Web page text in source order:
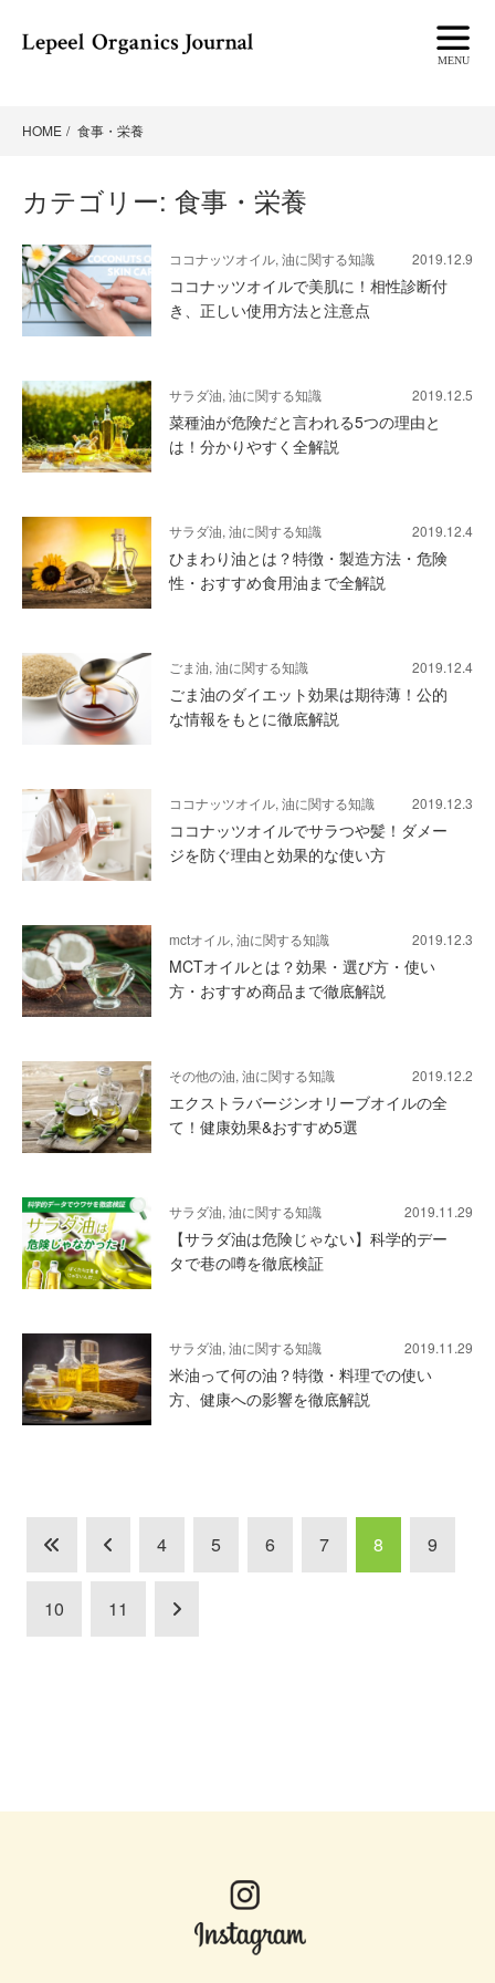
HOME 食事・栄養
カテゴリー: 食事・栄養
ココナッツオイル, 油に関する知識 2019.12.9
ココナッツオイルで美肌に！相性診断付
き、正しい使用方法と注意点
サラダ油, 油に関する知識 2019.12.5
菜種油が危険だと言われる5つの理由と
は！分かりやすく全解説
サラダ油, 油に関する知識 2019.12.4
ひまわり油とは？特徴・製造方法・危険
性・おすすめ食用油まで全解説
ごま油, 油に関する知識 2019.12.4
ごま油のダイエット効果は期待薄！公的
な情報をもとに徹底解説
ココナッツオイル, 油に関する知識 2019.12.3
ココナッツオイルでサラつや髪！ダメー
ジを防ぐ理由と効果的な使い方
mctオイル, 油に関する知識 2019.12.3
MCTオイルとは？効果・選び方・使い
方・おすすめ商品まで徹底解説
その他の油, 油に関する知識 2019.12.2
エクストラバージンオリーブオイルの全
て！健康効果&おすすめ5選
サラダ油, 油に関する知識 2019.11.29
【サラダ油は危険じゃない】科学的デー
タで巷の噂を徹底検証
サラダ油, 油に関する知識 2019.11.29
米油って何の油？特徴・料理での使い
方、健康への影響を徹底解説
4 5 6 7 8 9
10 11